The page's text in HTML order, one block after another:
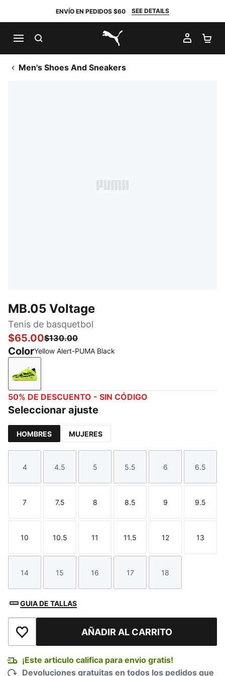
ENVÍO EN PEDIDOS $60 SEE DETAILS
PUMA.com
MI
Men's Shoes And Sneakers
MB.05 Voltage
Tenis de basquetbol
$65.00$130.00
ColorYellow Alert-PUMA Black
Yellow Alert-PUMA Black
50% DE DESCUENTO - SIN CÓDIGO
Seleccionar ajuste
HOMBRES MUJERES
Talla
4
Talla
4.5
Talla
5
Talla
5.5
Talla
6
Talla
6.5
Talla
7
Talla
7.5
Talla
8
Talla
8.5
Talla
9
Talla
9.5
Talla
10
Talla
10.5
Talla
11
Talla
11.5
Talla
12
Talla
13
Talla
14
Talla
15
Talla
16
Talla
17
Talla
18
GUIA DE TALLAS
Añadir a la lista de deseosAÑADIR AL CARRITO
¡Este articulo califica para envio gratis!
Devoluciones gratuitas en todos los pedidos que